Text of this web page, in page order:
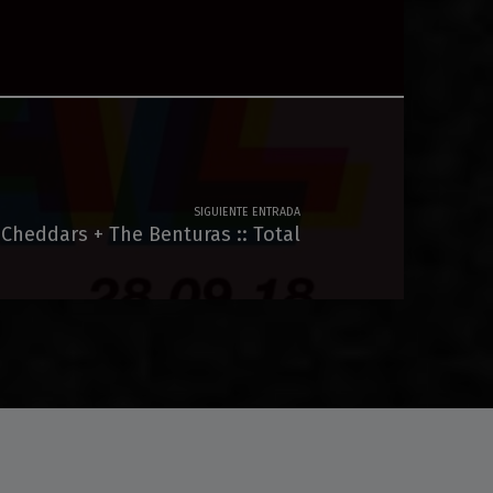
SIGUIENTE ENTRADA
+ The Benturas :: Total